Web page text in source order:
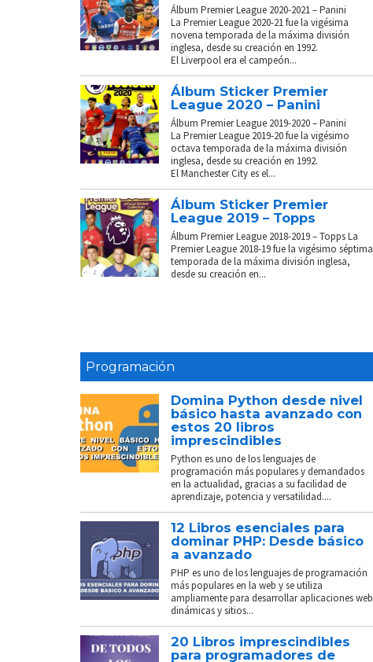
Álbum Premier League 2020-2021 – Panini
La Premier League 2020-21 fue la vigésima
novena temporada de la máxima división
inglesa, desde su creación en 1992.
El Liverpool era el campeón...
Álbum Sticker Premier
League 2020 – Panini
Álbum Premier League 2019-2020 – Panini
La Premier League 2019-20 fue la vigésimo
octava temporada de la máxima división
inglesa, desde su creación en 1992.
El Manchester City es el...
Álbum Sticker Premier
League 2019 – Topps
Álbum Premier League 2018-2019 – Topps La
Premier League 2018-19 fue la vigésimo séptima
temporada de la máxima división inglesa,
desde su creación en...
Programación
Domina Python desde nivel
básico hasta avanzado con
estos 20 libros
imprescindibles
Python es uno de los lenguajes de
programación más populares y demandados
en la actualidad, gracias a su facilidad de
aprendizaje, potencia y versatilidad....
12 Libros esenciales para
dominar PHP: Desde básico
a avanzado
PHP es uno de los lenguajes de programación
más populares en la web y se utiliza
ampliamente para desarrollar aplicaciones web
dinámicas y sitios...
20 Libros imprescindibles
para programadores de